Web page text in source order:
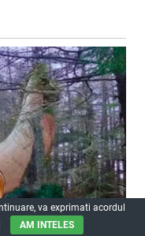
va exprimati acordul
AM INTELES